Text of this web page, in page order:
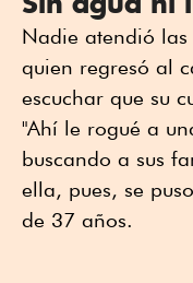
Nadie atendió las
quien regresó al
escuchar que su
"Ahí le rogué a
buscando a sus
ella, pues, se
de 37 años.